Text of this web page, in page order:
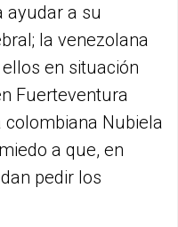
ayudar a su
la venezolana
en situación
Fuerteventura
Nubiela
a que, en
pedir los